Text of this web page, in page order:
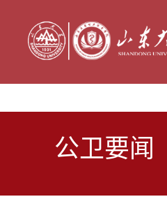
公卫要闻